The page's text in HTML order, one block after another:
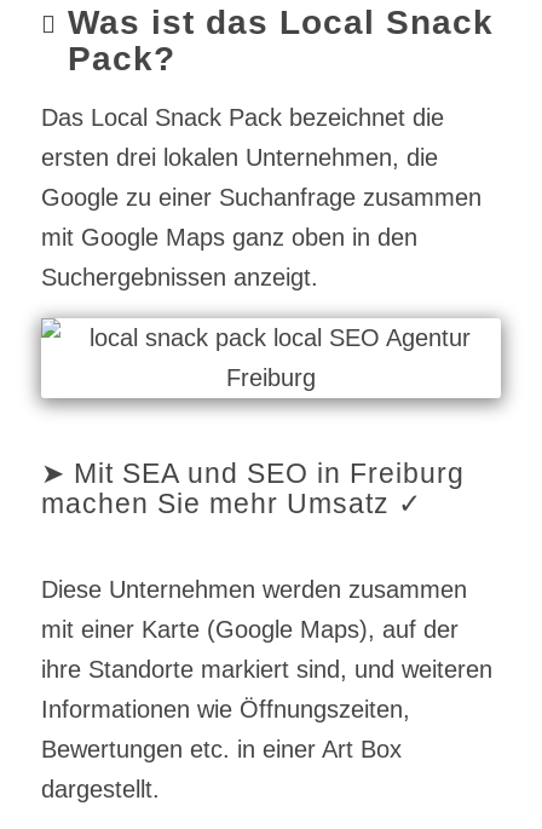
Was ist das Local Snack
Pack?
Das Local Snack Pack bezeichnet die
ersten drei lokalen Unternehmen, die
Google zu einer Suchanfrage zusammen
mit Google Maps ganz oben in den
Suchergebnissen anzeigt.
➤ Mit SEA und SEO in Freiburg
machen Sie mehr Umsatz ✓
Diese Unternehmen werden zusammen
mit einer Karte (Google Maps), auf der
ihre Standorte markiert sind, und weiteren
Informationen wie Öffnungszeiten,
Bewertungen etc. in einer Art Box
dargestellt.